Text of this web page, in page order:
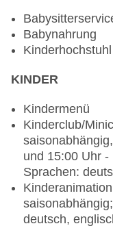
vegetarische
Vollwertkost, à
klimatisierbar,
Bars & mehr: 2
Pianobar „Bar
Poolbar
Bei Buchung
zwischen den 3
3-Gänge-Menü,
Die
können je nach
Babynahrung
Kinderhochstuhl
KINDER
Kindermenü
Kinderclub/
und 15:00 Uhr -
Sprachen:
deutsch,